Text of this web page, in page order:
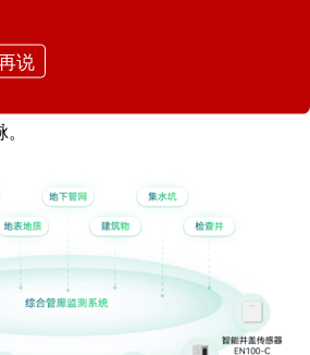
智能监测仪器，可以实现对管廊地表
，管廊舱内硫化氢气体、甲烷气体、
说